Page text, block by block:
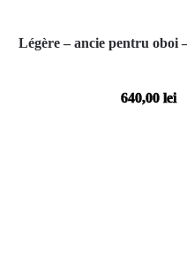
Légère – ancie pentru oboi
640,00lei